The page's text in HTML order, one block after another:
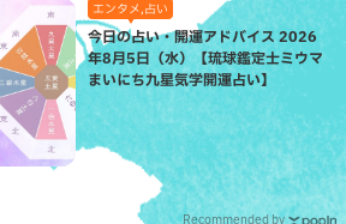
エンタメ,占い
今日の占い・開運アドバイス 2026
年8月5日（水）【琉球鑑定士ミウマ
まいにち九星気学開運占い】
Recommended by